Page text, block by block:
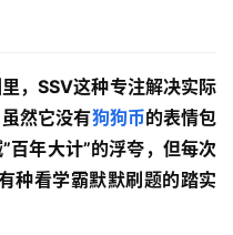
，SSV这种专注解决实际
然它没有狗狗币的表情包
百年大计”的浮夸，但每次
种看学霸默默刷题的踏实